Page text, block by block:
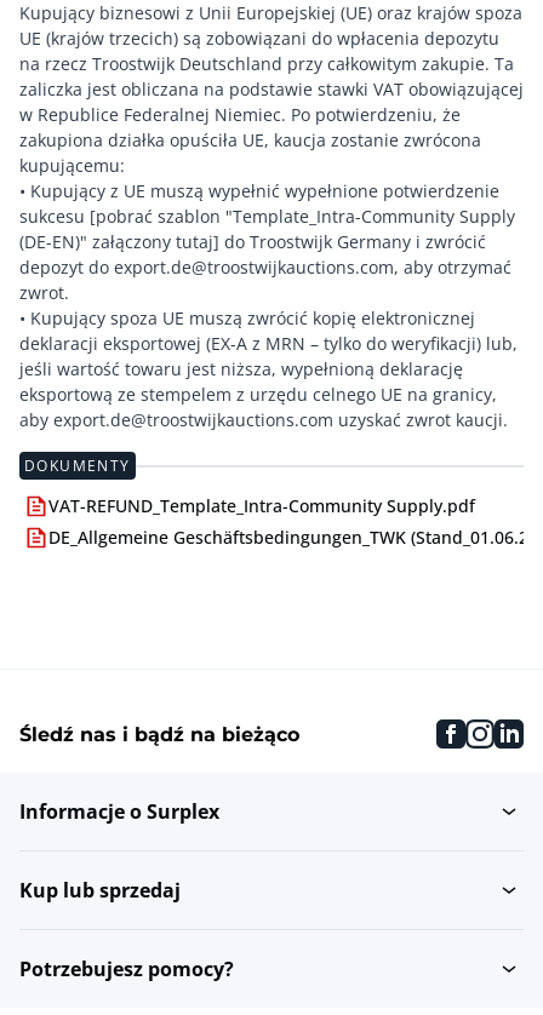
Kupujący biznesowi z Unii Europejskiej (UE) oraz krajów spoza
UE (krajów trzecich) są zobowiązani do wpłacenia depozytu
na rzecz Troostwijk Deutschland przy całkowitym zakupie. Ta
zaliczka jest obliczana na podstawie stawki VAT obowiązującej
w Republice Federalnej Niemiec. Po potwierdzeniu, że
zakupiona działka opuściła UE, kaucja zostanie zwrócona
kupującemu:
• Kupujący z UE muszą wypełnić wypełnione potwierdzenie
sukcesu [pobrać szablon "Template_Intra-Community Supply
(DE-EN)" załączony tutaj] do Troostwijk Germany i zwrócić
depozyt do export.de@troostwijkauctions.com, aby otrzymać
zwrot.
• Kupujący spoza UE muszą zwrócić kopię elektronicznej
deklaracji eksportowej (EX-A z MRN – tylko do weryfikacji) lub,
jeśli wartość towaru jest niższa, wypełnioną deklarację
eksportową ze stempelem z urzędu celnego UE na granicy,
DOKUMENTY
VAT-REFUND_Template_Intra-Community Supply.pdf
DE_Allgemeine Geschäftsbedingungen_TWK
Śledź nas i bądź na bieżąco
Informacje o Surplex
Kup lub sprzedaj
Potrzebujesz pomocy?